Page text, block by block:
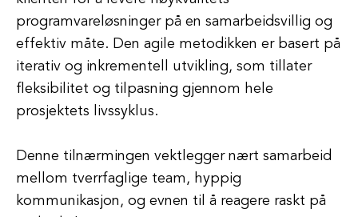
programvareløsninger på en samarbeidsvillig og
effektiv måte. Den agile metodikken er basert på
iterativ og inkrementell utvikling, som tillater
fleksibilitet og tilpasning gjennom hele
prosjektets livssyklus.
Denne tilnærmingen vektlegger nært samarbeid
mellom tverrfaglige team, hyppig
kommunikasjon, og evnen til å reagere raskt på